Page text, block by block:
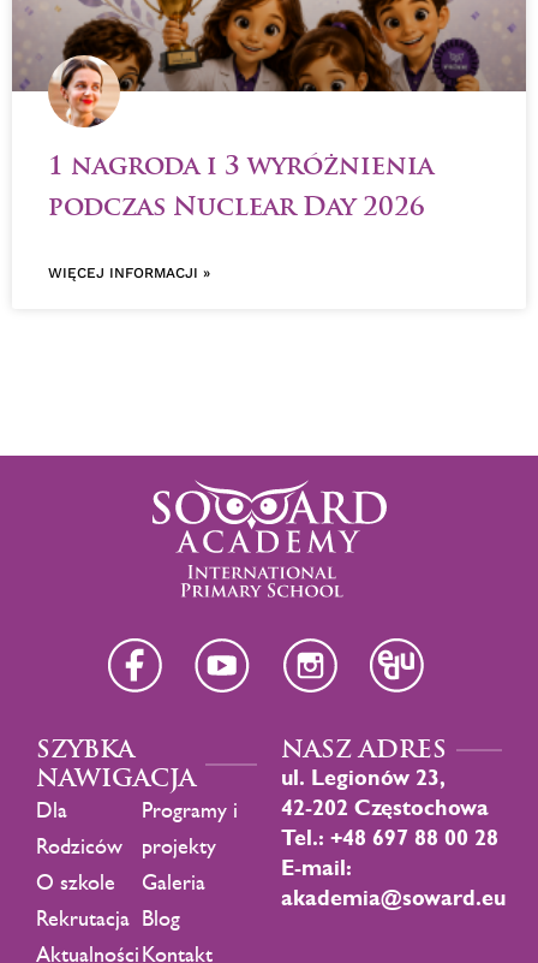
1 nagroda i 3 wyróżnienia
podczas Nuclear Day 2026
WIĘCEJ INFORMACJI »
SZYBKA
NAWIGACJA
Dla
Rodziców
O szkole
Rekrutacja
Aktualności
Programy i
projekty
Galeria
Blog
Kontakt
NASZ ADRES
ul. Legionów 23,
42-202 Częstochowa
Tel.: +48 697 88 00 28
E-mail:
akademia@soward.eu